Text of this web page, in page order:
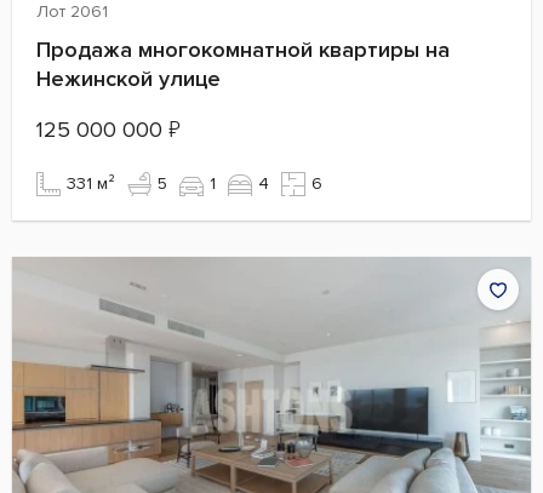
Лот 2061
Продажа многокомнатной квартиры на
Нежинской улице
125 000 000 ₽
331 м² 5 1 4 6